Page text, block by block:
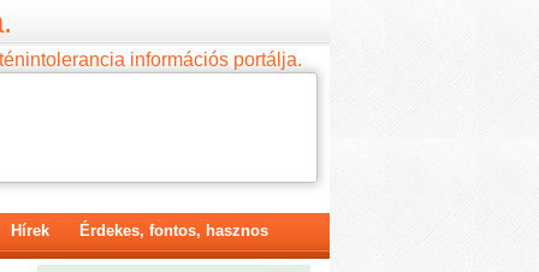
információs portálja.
Hírek Érdekes, fontos, hasznos